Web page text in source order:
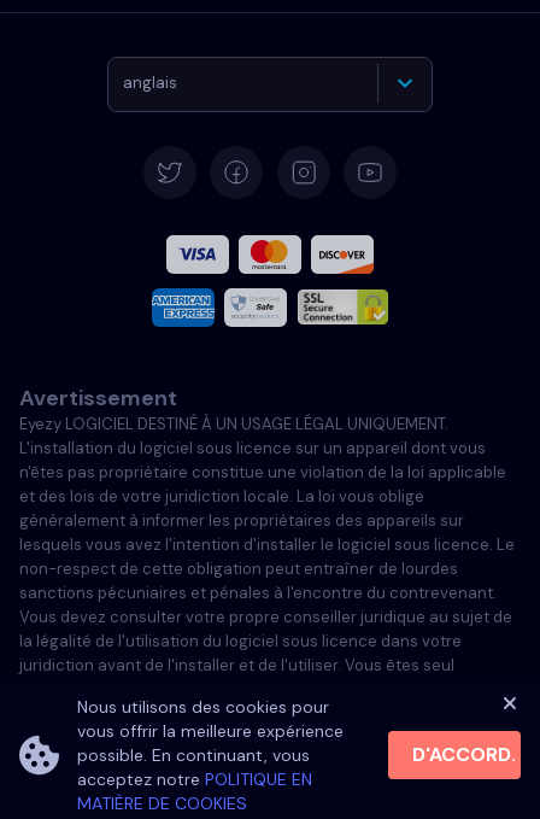
Nous utilisons des cookies pour
vous offrir la meilleure expérience
possible. En continuant, vous
acceptez notre POLITIQUE EN
MATIÈRE DE COOKIES
D'ACCORD.
anglais
Français
Italiano
Portugais
Türkçe
Polski
Avertissement
Eyezy LOGICIEL DESTINÉ À UN USAGE LÉGAL UNIQUEMENT.
L'installation du logiciel sous licence sur un appareil dont vous
n'êtes pas propriétaire constitue une violation de la loi applicable
et des lois de votre juridiction locale. La loi vous oblige
généralement à informer les propriétaires des appareils sur
lesquels vous avez l'intention d'installer le logiciel sous licence. Le
non-respect de cette obligation peut entraîner de lourdes
sanctions pécuniaires et pénales à l'encontre du contrevenant.
Vous devez consulter votre propre conseiller juridique au sujet de
la légalité de l'utilisation du logiciel sous licence dans votre
juridiction avant de l'installer et de l'utiliser. Vous êtes seul
appareil et vous êtes conscient que Eyezy ne peut être tenu
responsable.
© 2026Eyezy. All rights reserved.